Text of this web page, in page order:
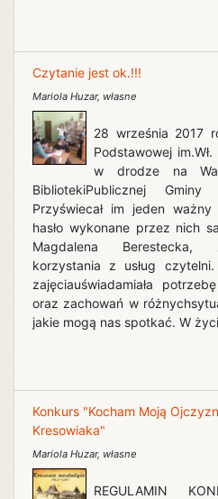
Czytanie jest ok.!!!
Mariola Huzar, własne
28 września 2017
Podstawowej
w drodze na
BibliotekiPublicznej
Przyświecał im jeden
hasło wykonane przez nich
Magdalena Berestecka,
korzystania z usług
zajęciauświadamiała
oraz zachowań w
jakie mogą nas spotkać. W
Konkurs "Kocham Moją
Kresowiaka"
Mariola Huzar, własne
REGULAMIN